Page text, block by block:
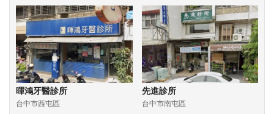
暉鴻牙醫診所
台中市西屯區
先進診所
台中市南屯區